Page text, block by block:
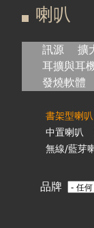
您
在
喇叭
訊源 擴
耳擴與耳
發燒軟體
書架型喇叭
中置喇叭
無線/藍芽
品牌